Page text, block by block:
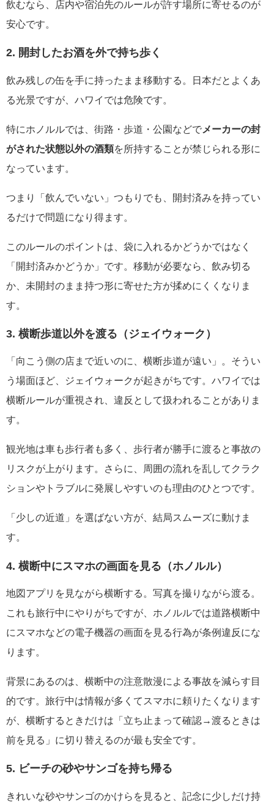
飲むなら、店内や宿泊先のルールが許す場所に寄せるのが
安心です。
2. 開封したお酒を外で持ち歩く
飲み残しの缶を手に持ったまま移動する。日本だとよくあ
る光景ですが、ハワイでは危険です。
特にホノルルでは、街路・歩道・公園などでメーカーの封
がされた状態以外の酒類を所持することが禁じられる形に
なっています。
つまり「飲んでいない」つもりでも、開封済みを持ってい
るだけで問題になり得ます。
このルールのポイントは、袋に入れるかどうかではなく
「開封済みかどうか」です。移動が必要なら、飲み切る
か、未開封のまま持つ形に寄せた方が揉めにくくなりま
す。
3. 横断歩道以外を渡る（ジェイウォーク）
「向こう側の店まで近いのに、横断歩道が遠い」。そうい
う場面ほど、ジェイウォークが起きがちです。ハワイでは
横断ルールが重視され、違反として扱われることがありま
す。
観光地は車も歩行者も多く、歩行者が勝手に渡ると事故の
リスクが上がります。さらに、周囲の流れを乱してクラク
ションやトラブルに発展しやすいのも理由のひとつです。
「少しの近道」を選ばない方が、結局スムーズに動けま
す。
4. 横断中にスマホの画面を見る（ホノルル）
地図アプリを見ながら横断する。写真を撮りながら渡る。
これも旅行中にやりがちですが、ホノルルでは道路横断中
にスマホなどの電子機器の画面を見る行為が条例違反にな
ります。
背景にあるのは、横断中の注意散漫による事故を減らす目
的です。旅行中は情報が多くてスマホに頼りたくなります
が、横断するときだけは「立ち止まって確認→渡るときは
前を見る」に切り替えるのが最も安全です。
5. ビーチの砂やサンゴを持ち帰る
きれいな砂やサンゴのかけらを見ると、記念に少しだけ持